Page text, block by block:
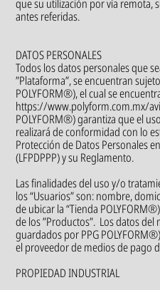
que su utilización por vía remota,
antes referidas.
DATOS PERSONALES
Todos los datos personales que
”Plataforma”, se encuentran
POLYFORM®), el cual se
https://www.polyform.com.mx/
POLYFORM®) garantiza que el
realizará de conformidad con lo
Protección de Datos Personales
(LFPDPPP) y su Reglamento.
Las finalidades del uso y/o
los “Usuarios” son: nombre,
de ubicar la “Tienda
de los ”Productos”. Los datos
guardados por PPG
el proveedor de medios de pago
PROPIEDAD INDUSTRIAL